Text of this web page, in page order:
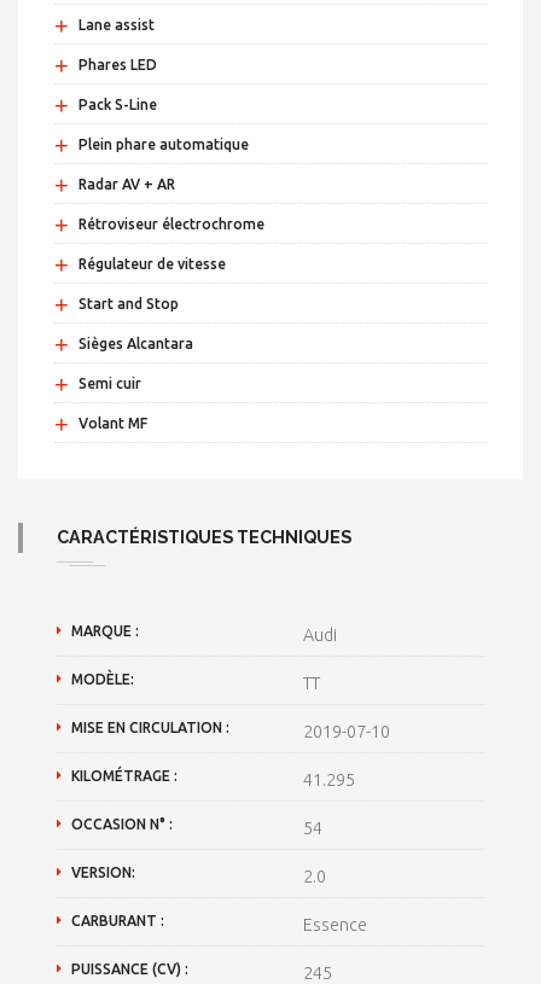
+ Lane assist
+ Phares LED
+ Pack S-Line
+ Plein phare automatique
+ Radar AV + AR
+ Rétroviseur électrochrome
+ Régulateur de vitesse
+ Start and Stop
+ Sièges Alcantara
+ Semi cuir
+ Volant MF
CARACTÉRISTIQUES TECHNIQUES
MARQUE : Audi
MODÈLE: TT
MISE EN CIRCULATION : 2019-07-10
KILOMÉTRAGE : 41.295
OCCASION N° : 54
VERSION: 2.0
CARBURANT : Essence
PUISSANCE (CV) : 245